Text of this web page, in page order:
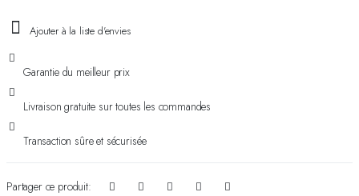
Ajouter à la liste d'envies
Garantie du meilleur prix
Livraison gratuite sur toutes les commandes
Transaction sûre et sécurisée
Partager ce produit: